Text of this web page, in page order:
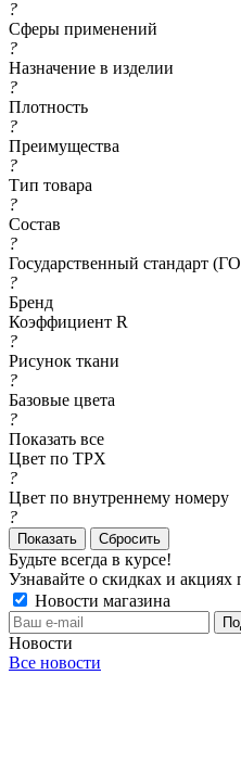
?
Сферы применений
?
Назначение в изделии
?
Плотность
?
Преимущества
?
Тип товара
?
Состав
?
Государственный стандарт
?
Бренд
Коэффициент R
?
Рисунок ткани
?
Базовые цвета
?
Показать все
Цвет по TPX
?
Цвет по внутреннему номеру
?
Сбросить
Будьте всегда в курсе!
Узнавайте о скидках и
Новости магазина
Новости
Все новости